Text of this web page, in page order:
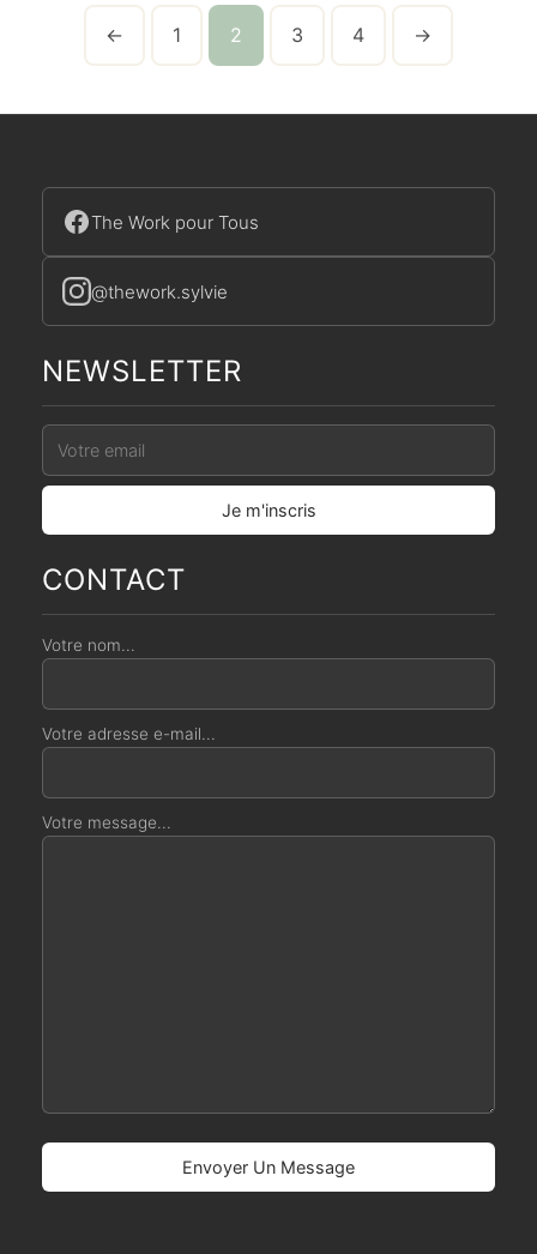
← 1 2 3 4 →
The Work pour Tous
@thework.sylvie
NEWSLETTER
CONTACT
Votre nom...
Votre adresse e-mail...
Votre message...